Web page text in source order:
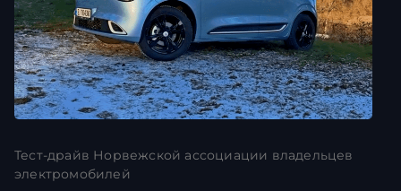
Тест-драйв Норвежской ассоциации владельцев
электромобилей